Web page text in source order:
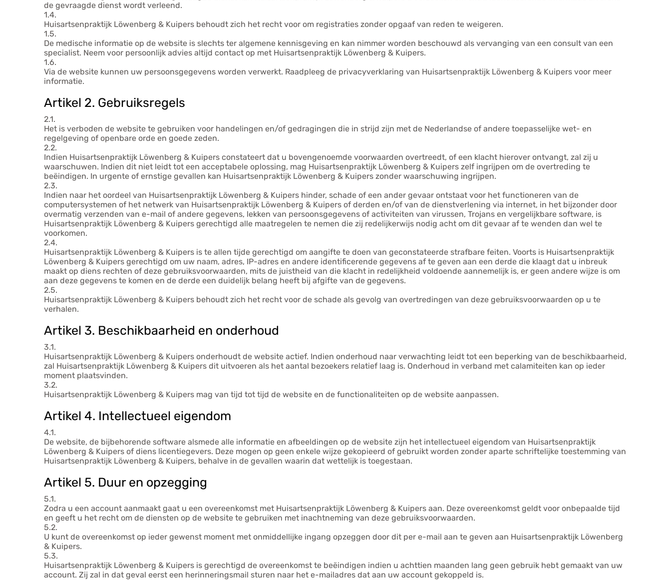
de gevraagde dienst wordt verleend.
1.4.
Huisartsenpraktijk Löwenberg & Kuipers behoudt zich het recht voor om registraties zonder opgaaf van reden te weigeren.
1.5.
De medische informatie op de website is slechts ter algemene kennisgeving en kan nimmer worden beschouwd als vervanging van een consult van een
specialist. Neem voor persoonlijk advies altijd contact op met Huisartsenpraktijk Löwenberg & Kuipers.
1.6.
Via de website kunnen uw persoonsgegevens worden verwerkt. Raadpleeg de privacyverklaring van Huisartsenpraktijk Löwenberg & Kuipers voor meer
informatie.
Artikel 2. Gebruiksregels
2.1.
Het is verboden de website te gebruiken voor handelingen en/of gedragingen die in strijd zijn met de Nederlandse of andere toepasselijke wet- en
regelgeving of openbare orde en goede zeden.
2.2.
Indien Huisartsenpraktijk Löwenberg & Kuipers constateert dat u bovengenoemde voorwaarden overtreedt, of een klacht hierover ontvangt, zal zij u
waarschuwen. Indien dit niet leidt tot een acceptabele oplossing, mag Huisartsenpraktijk Löwenberg & Kuipers zelf ingrijpen om de overtreding te
beëindigen. In urgente of ernstige gevallen kan Huisartsenpraktijk Löwenberg & Kuipers zonder waarschuwing ingrijpen.
2.3.
Indien naar het oordeel van Huisartsenpraktijk Löwenberg & Kuipers hinder, schade of een ander gevaar ontstaat voor het functioneren van de
computersystemen of het netwerk van Huisartsenpraktijk Löwenberg & Kuipers of derden en/of van de dienstverlening via internet, in het bijzonder door
overmatig verzenden van e-mail of andere gegevens, lekken van persoonsgegevens of activiteiten van virussen, Trojans en vergelijkbare software, is
Huisartsenpraktijk Löwenberg & Kuipers gerechtigd alle maatregelen te nemen die zij redelijkerwijs nodig acht om dit gevaar af te wenden dan wel te
voorkomen.
2.4.
Huisartsenpraktijk Löwenberg & Kuipers is te allen tijde gerechtigd om aangifte te doen van geconstateerde strafbare feiten. Voorts is Huisartsenpraktijk
Löwenberg & Kuipers gerechtigd om uw naam, adres, IP-adres en andere identificerende gegevens af te geven aan een derde die klaagt dat u inbreuk
maakt op diens rechten of deze gebruiksvoorwaarden, mits de juistheid van die klacht in redelijkheid voldoende aannemelijk is, er geen andere wijze is om
aan deze gegevens te komen en de derde een duidelijk belang heeft bij afgifte van de gegevens.
2.5.
Huisartsenpraktijk Löwenberg & Kuipers behoudt zich het recht voor de schade als gevolg van overtredingen van deze gebruiksvoorwaarden op u te
verhalen.
Artikel 3. Beschikbaarheid en onderhoud
3.1.
Huisartsenpraktijk Löwenberg & Kuipers onderhoudt de website actief. Indien onderhoud naar verwachting leidt tot een beperking van de beschikbaarheid,
zal Huisartsenpraktijk Löwenberg & Kuipers dit uitvoeren als het aantal bezoekers relatief laag is. Onderhoud in verband met calamiteiten kan op ieder
moment plaatsvinden.
3.2.
Huisartsenpraktijk Löwenberg & Kuipers mag van tijd tot tijd de website en de functionaliteiten op de website aanpassen.
Artikel 4. Intellectueel eigendom
4.1.
De website, de bijbehorende software alsmede alle informatie en afbeeldingen op de website zijn het intellectueel eigendom van Huisartsenpraktijk
Löwenberg & Kuipers of diens licentiegevers. Deze mogen op geen enkele wijze gekopieerd of gebruikt worden zonder aparte schriftelijke toestemming van
Huisartsenpraktijk Löwenberg & Kuipers, behalve in de gevallen waarin dat wettelijk is toegestaan.
Artikel 5. Duur en opzegging
5.1.
Zodra u een account aanmaakt gaat u een overeenkomst met Huisartsenpraktijk Löwenberg & Kuipers aan. Deze overeenkomst geldt voor onbepaalde tijd
en geeft u het recht om de diensten op de website te gebruiken met inachtneming van deze gebruiksvoorwaarden.
5.2.
U kunt de overeenkomst op ieder gewenst moment met onmiddellijke ingang opzeggen door dit per e-mail aan te geven aan Huisartsenpraktijk Löwenberg
& Kuipers.
5.3.
Huisartsenpraktijk Löwenberg & Kuipers is gerechtigd de overeenkomst te beëindigen indien u achttien maanden lang geen gebruik hebt gemaakt van uw
account. Zij zal in dat geval eerst een herinneringsmail sturen naar het e-mailadres dat aan uw account gekoppeld is.